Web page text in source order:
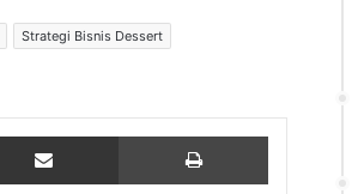
Strategi Bisnis Dessert
Share via Email